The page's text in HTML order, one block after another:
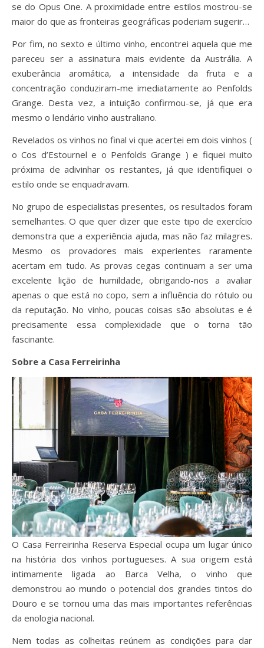
se do Opus One. A proximidade entre estilos mostrou-se
maior do que as fronteiras geográficas poderiam sugerir…
Por fim, no sexto e último vinho, encontrei aquela que me
pareceu ser a assinatura mais evidente da Austrália. A
exuberância aromática, a intensidade da fruta e a
concentração conduziram-me imediatamente ao Penfolds
Grange. Desta vez, a intuição confirmou-se, já que era
mesmo o lendário vinho australiano.
Revelados os vinhos no final vi que acertei em dois vinhos (
o Cos d’Estournel e o Penfolds Grange ) e fiquei muito
próxima de adivinhar os restantes, já que identifiquei o
estilo onde se enquadravam.
No grupo de especialistas presentes, os resultados foram
semelhantes. O que quer dizer que este tipo de exercício
demonstra que a experiência ajuda, mas não faz milagres.
Mesmo os provadores mais experientes raramente
acertam em tudo. As provas cegas continuam a ser uma
excelente lição de humildade, obrigando-nos a avaliar
apenas o que está no copo, sem a influência do rótulo ou
da reputação. No vinho, poucas coisas são absolutas e é
precisamente essa complexidade que o torna tão
fascinante.
Sobre a Casa Ferreirinha
O Casa Ferreirinha Reserva Especial ocupa um lugar único
na história dos vinhos portugueses. A sua origem está
intimamente ligada ao Barca Velha, o vinho que
demonstrou ao mundo o potencial dos grandes tintos do
Douro e se tornou uma das mais importantes referências
da enologia nacional.
Nem todas as colheitas reúnem as condições para dar